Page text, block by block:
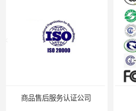
无锡ISO认证机构